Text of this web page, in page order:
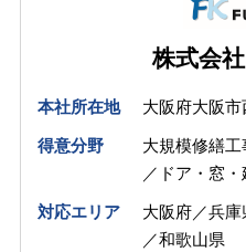
株式会
本社所在地 大阪府大阪
得意分野
大規模修繕
／ドア・窓・
対応エリア
大阪府／兵
／和歌山県